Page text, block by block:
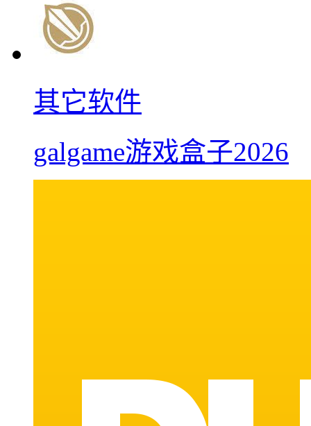
其它软件
galgame游戏盒子2026